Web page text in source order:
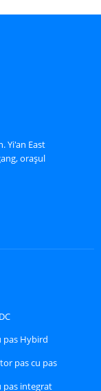
Yi'an East
orașul
pas Hybird
pas cu pas
pas integrat